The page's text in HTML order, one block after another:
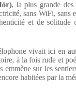
, la plus grande
sans WiFi, sans
et de solitude
vivait ici en
à la fois rude et
emmène sur les
habitées par la